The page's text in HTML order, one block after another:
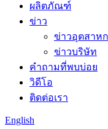
ผลิตภัณฑ์
ข่าว
ข่าวอุตสาห
ข่าวบริษัท
คำถามที่พบบ่อย
วิดีโอ
ติดต่อเรา
English